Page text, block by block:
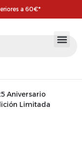
a 60€*
Aniversario
Limitada